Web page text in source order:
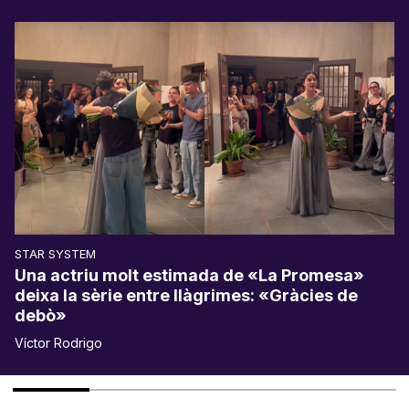
STAR SYSTEM
Una actriu molt estimada de «La Promesa»
deixa la sèrie entre llàgrimes: «Gràcies de
debò»
Víctor Rodrigo